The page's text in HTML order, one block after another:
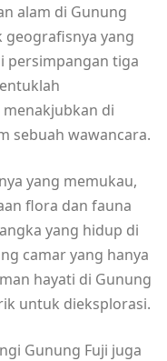
alam di Gunung
geografisnya yang
persimpangan tiga
di
sebuah wawancara.
yang memukau,
flora dan fauna
yang hidup di
camar yang hanya
hayati di Gunung
untuk dieksplorasi.
Gunung Fuji juga